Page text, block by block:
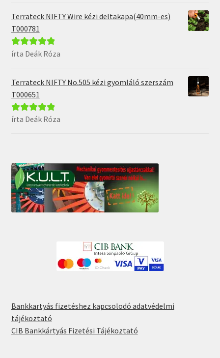
Terrateck NIFTY Wire kézi deltakapa(40mm-es)
T000781
Értékelés: 5/
írta Deák Róza
Terrateck NIFTY No.505 kézi gyomláló szerszám
T000651
Értékelés: 5/
írta Deák Róza
Bankkartyás fizetéshez kapcsolodó adatvédelmi
tájékoztató
CIB Bankkártyás Fizetési Tájékoztató